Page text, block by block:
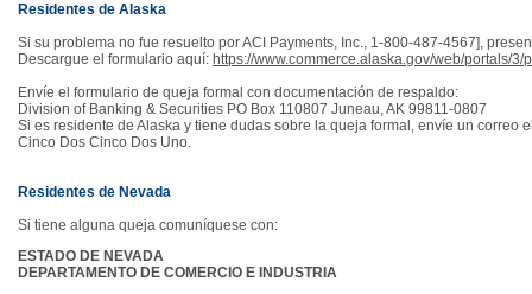
Residentes de Alaska
Si su problema no fue resuelto por ACI Payments, Inc., 1-800-487-4567],
Descargue el formulario aquí: https://www.commerce.alaska.gov/web/portals/
Envíe el formulario de queja formal con documentación de respaldo:
Division of Banking & Securities PO Box 110807 Juneau, AK 99811-0807
Si es residente de Alaska y tiene dudas sobre la queja formal, envíe un correo
Cinco Dos Cinco Dos Uno.
Residentes de Nevada
Si tiene alguna queja comuníquese con:
ESTADO DE NEVADA
DEPARTAMENTO DE COMERCIO E INDUSTRIA